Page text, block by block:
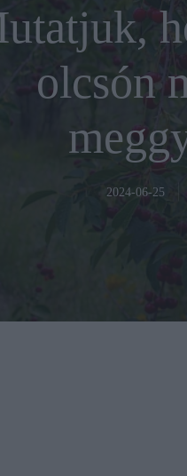
olcsón
2024-06-25